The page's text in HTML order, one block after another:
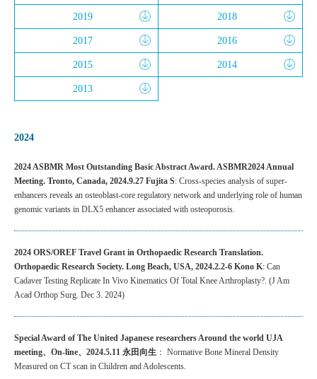
2019 2018
2017 2016
2015 2014
2013
2024
2024 ASBMR Most Outstanding Basic Abstract Award. ASBMR2024 Annual
Meeting. Tronto, Canada, 2024.9.27 Fujita S: Cross-species analysis of super-
enhancers reveals an osteoblast-core regulatory network and underlying role of human
genomic variants in DLX5 enhancer associated with osteoporosis.
2024 ORS/OREF Travel Grant in Orthopaedic Research Translation.
Orthopaedic Research Society. Long Beach, USA, 2024.2.2-6 Kono K: Can
Cadaver Testing Replicate In Vivo Kinematics Of Total Knee Arthroplasty?. (J Am
Acad Orthop Surg. Dec 3. 2024)
Special Award of The United Japanese researchers Around the world UJA
meeting、On-line、2024.5.11 永田向生 ： Normative Bone Mineral Density
Measured on CT scan in Children and Adolescents.